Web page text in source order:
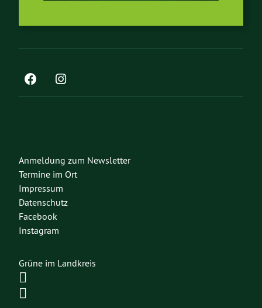
Anmeldung zum Newsletter
Termine im Ort
Impressum
Datenschutz
Facebook
Instagram
Grüne im Landkreis